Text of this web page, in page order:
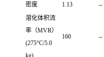
密度
1.13 --
溶化体积流
率（MVR）
(275°C/5.0
kg)
160 --